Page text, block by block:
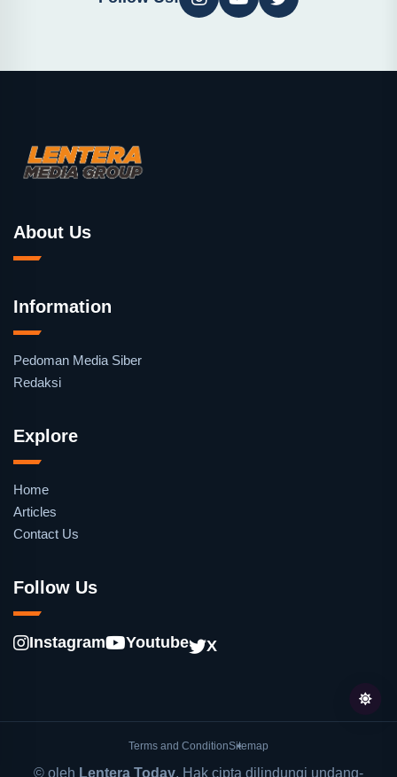
About Us
Information
Pedoman Media Siber
Redaksi
Explore
Home
Articles
Contact Us
Follow Us
Instagram Youtube X
Terms and ConditionSitemap
© oleh Lentera Today. Hak cipta dilindungi undang-